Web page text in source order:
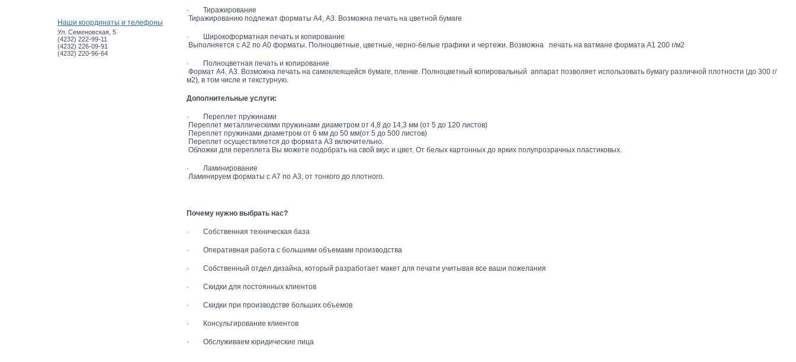
Наши координаты и телефоны
Ул. Семеновская, 5
(4232) 222-99-11
(4232) 226-09-91
(4232) 220-96-64
· Тиражирование
Тиражированию подлежат форматы А4, А3. Возможна печать на цветной бумаге
· Широкоформатная печать и копирование
Выполняется с А2 по А0 форматы. Полноцветные, цветные, черно-белые графики и чертежи. Возможна печать на ватмане формата А1 200 г/м2
· Полноцветная печать и копирование
Формат А4, А3. Возможна печать на самоклеящейся бумаге, пленке. Полноцветный копировальный аппарат позволяет использовать бумагу различной плотности (до 300 г/
м2), в том числе и текстурную.
Дополнительные услуги:
· Переплет пружинами
Переплет металлическими пружинами диаметром от 4,8 до 14,3 мм (от 5 до 120 листов)
Переплет пружинами диаметром от 6 мм до 50 мм(от 5 до 500 листов)
Переплет осуществляется до формата А3 включительно.
Обложки для переплета Вы можете подобрать на свой вкус и цвет. От белых картонных до ярких полупрозрачных пластиковых.
· Ламинирование
Ламинируем форматы с А7 по А3, от тонкого до плотного.
Почему нужно выбрать нас?
· Собственная техническая база
· Оперативная работа с большими объемами производства
· Собственный отдел дизайна, который разработает макет для печати учитывая все ваши пожелания
· Скидки для постоянных клиентов
· Скидки при производстве больших объемов
· Консультирование клиентов
· Обслуживаем юридические лица